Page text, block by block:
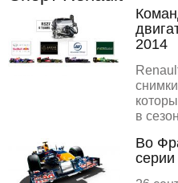
2014
в
Во